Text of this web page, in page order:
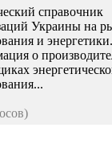
справочник
Украины на
и энергетики.
о